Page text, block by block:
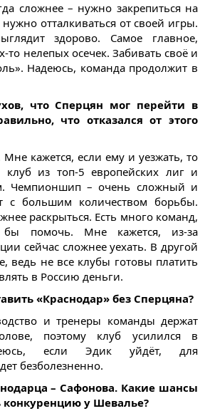
сложнее – нужно закрепиться на
отталкиваться от своей игры.
здорово. Самое главное,
то нелепых осечек. Забивать своё и
Надеюсь, команда продолжит в
что Сперцян мог перейти в
что отказался от этого
кажется, если ему и уезжать, то
клуб из топ-5 европейских лиг и
Чемпионшип – очень сложный и
с большим количеством борьбы.
раскрыться. Есть много команд,
помочь. Мне кажется, из-за
сейчас сложнее уехать. В другой
ведь не все клубы готовы платить
в Россию деньги.
«Краснодар» без Сперцяна?
и тренеры команды держат
поэтому клуб усилился в
если Эдик уйдёт, для
безболезненно.
– Сафонова. Какие шансы
конкуренцию у Шевалье?